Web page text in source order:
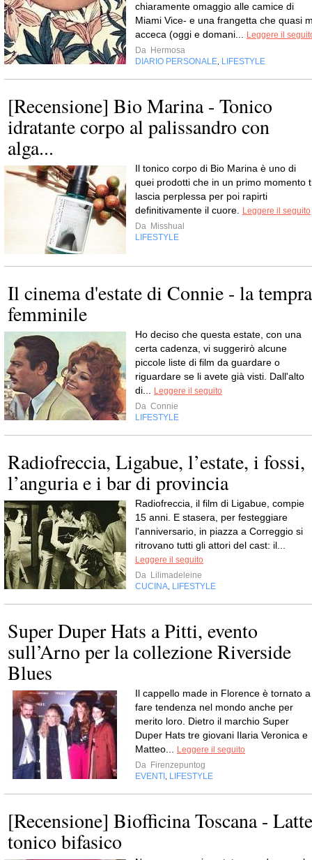
chiaramente omaggio alle camice di
Miami Vice- e una frangetta che quasi
acceca (oggi e domani...
Leggere il
Da Hermosa
DIARIO PERSONALE LIFESTYLE
[Recensione] Bio Marina - Tonico
idratante corpo al palissandro con
alga...
Il tonico corpo di Bio Marina è uno di
quei prodotti che in un primo momento
lascia perplessa per poi rapirti
definitivamente il cuore.
Leggere il seguito
Da Misshual
LIFESTYLE
Il cinema d'estate di Connie - la tempra
femminile
Ho deciso che questa estate, con una
certa cadenza, vi suggerirò alcune
piccole liste di film da guardare o
riguardare se li avete già visti. Dall'alto
di...
Leggere il seguito
Da Connie
LIFESTYLE
Radiofreccia, Ligabue, l’estate, i fossi,
l’anguria e i bar di provincia
Radiofreccia, il film di Ligabue, compie
15 anni. E stasera, per festeggiare
l'anniversario, in piazza a Correggio si
ritrovano tutti gli attori del cast: il...
Leggere il seguito
Da Lilimadeleine
CUCINA LIFESTYLE
Super Duper Hats a Pitti, evento
sull’Arno per la collezione Riverside
Blues
Il cappello made in Florence è tornato a
fare tendenza nel mondo anche per
merito loro. Dietro il marchio Super
Duper Hats tre giovani Ilaria Veronica e
Matteo...
Leggere il seguito
Da Firenzepuntog
EVENTI
LIFESTYLE
[Recensione] Biofficina Toscana - Latte
tonico bifasico